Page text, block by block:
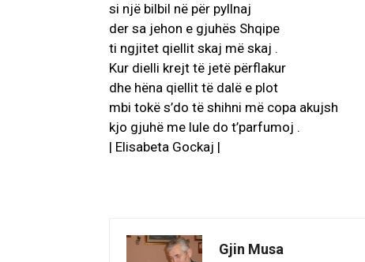
si një bilbil në për pyllnaj
der sa jehon e gjuhës Shqipe
ti ngjitet qiellit skaj më skaj .
Kur dielli krejt të jetë përflakur
dhe hëna qiellit të dalë e plot
mbi tokë s’do të shihni më copa akujsh
kjo gjuhë me lule do t’parfumoj .
| Elisabeta Gockaj |
Gjin Musa